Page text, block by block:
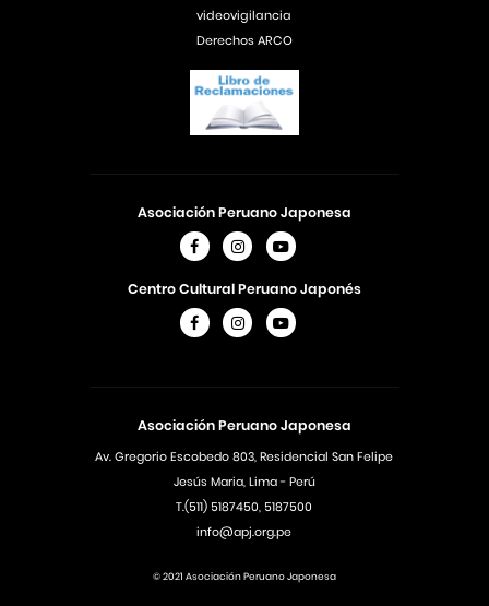
Asociación Peruano Japonesa
Av. Gregorio Escobedo 803, Residencial San Felipe
Jesús Maria, Lima - Perú
T.(511) 5187450, 5187500
info@apj.org.pe
Asociación Peruano Japonesa
Centro Cultural Peruano Japonés
videovigilancia
Derechos ARCO
© 2021 Asociación Peruano Japonesa